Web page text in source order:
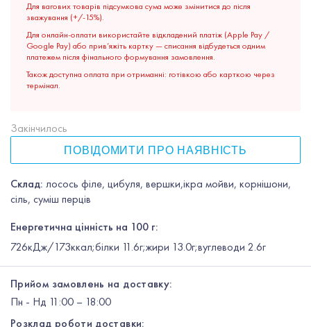
Для вагових товарів підсумкова сума може змінитися до після
зважування (+/-15%).
Для онлайн-оплати використайте відкладений платіж (Apple Pay /
Google Pay) або прив’яжіть картку — списання відбудеться одним
платежем після фінального формування замовлення.
Також доступна оплата при отриманні: готівкою або карткою через
термінал.
Склад: лосось філе, цибуля, вершки,ікра мойви, корнішони,
сіль, суміш перців
Енергетична цінність на 100 г:
726кДж/173ккал;білки 11.6г;жири 13.0г;вуглеводи 2.6г
Закінчилось
ПОВІДОМИТИ ПРО НАЯВНІСТЬ
Прийом замовлень на доставку:
Пн - Нд 11:00 – 18:00
Розклад роботи доставки: